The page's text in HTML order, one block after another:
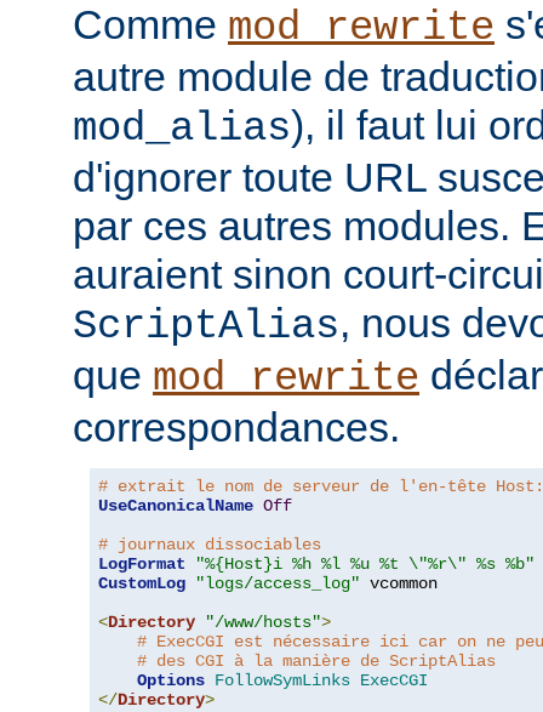
Comme mod_rewrite
autre module de
mod_alias), il faut lui
d'ignorer toute URL
par ces autres modules.
auraient sinon court-
ScriptAlias, nous
que mod_rewrite
correspondances.
# extrait le nom de serveur de l'en-tête Host:
UseCanonicalName Off
# journaux dissociables
LogFormat
"%{Host}i %h %l %u %t \"%r\" %s %b"
CustomLog
"logs/access_log" vcommon
<Directory "/www/hosts">
# ExecCGI est nécessaire ici car on ne
# des CGI à la manière de ScriptAlias
Options FollowSymLinks ExecCGI
</Directory>